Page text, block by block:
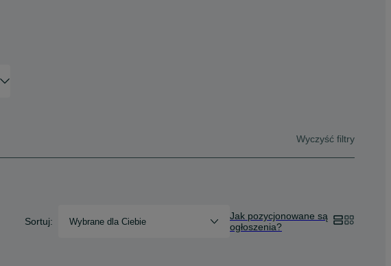
Wyczyść filtry
Sortuj: Wybrane dla Ciebie
Jak pozycjonowane są
ogłoszenia?